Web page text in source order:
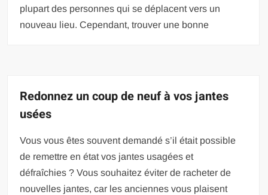
plupart des personnes qui se déplacent vers un
nouveau lieu. Cependant, trouver une bonne
Redonnez un coup de neuf à vos jantes
usées
Vous vous êtes souvent demandé s’il était possible
de remettre en état vos jantes usagées et
défraîchies ? Vous souhaitez éviter de racheter de
nouvelles jantes, car les anciennes vous plaisent